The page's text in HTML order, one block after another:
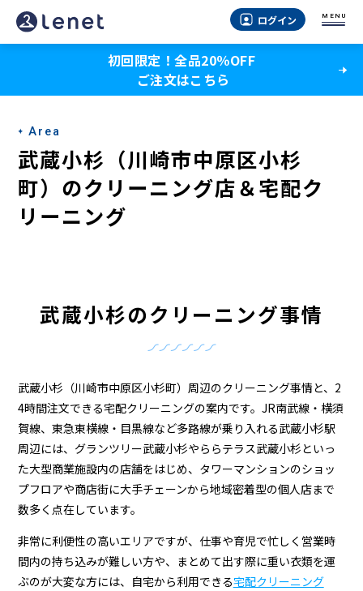
武
蔵
杉
（川
崎
市
の
ク
リ
ー
ニ
ン
グ
ログイン MENU
初回限定！全品20％OFF
ご注文はこちら
Area
武蔵小杉（川崎市中原区小杉
町）のクリーニング店＆宅配ク
リーニング
武蔵小杉のクリーニング事情
武蔵小杉（川崎市中原区小杉町）周辺のクリーニング事情と、2
4時間注文できる宅配クリーニングの案内です。JR南武線・横須
賀線、東急東横線・目黒線など多路線が乗り入れる武蔵小杉駅
周辺には、グランツリー武蔵小杉やららテラス武蔵小杉といっ
た大型商業施設内の店舗をはじめ、タワーマンションのショッ
プフロアや商店街に大手チェーンから地域密着型の個人店まで
数多く点在しています。
非常に利便性の高いエリアですが、仕事や育児で忙しく営業時
間内の持ち込みが難しい方や、まとめて出す際に重い衣類を運
ぶのが大変な方には、自宅から利用できる宅配クリーニング